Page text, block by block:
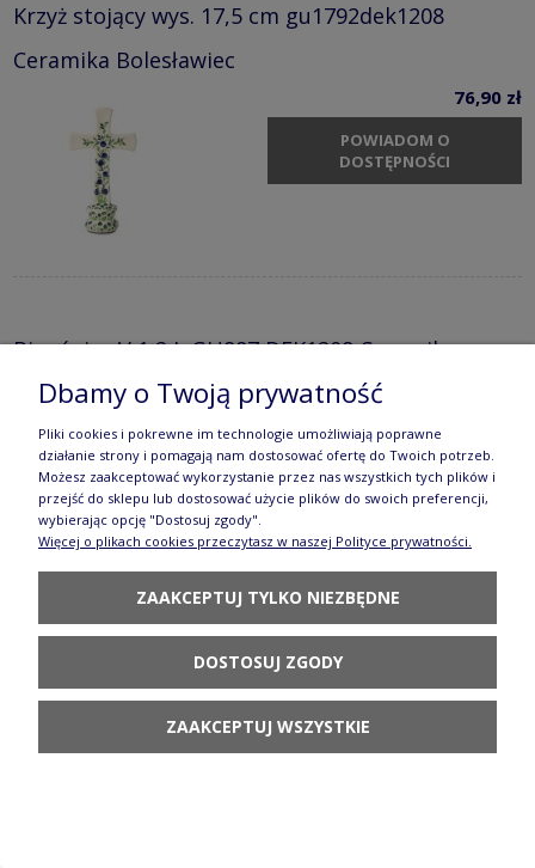
Krzyż stojący wys. 17,5 cm gu1792dek1208
Ceramika Bolesławiec
76,90 zł
POWIADOM O
DOSTĘPNOŚCI
Bigośnica V 1,2 L GU887 DEK1208 Ceramika
Bolesławiec
POWIADOM O
DOSTĘPNOŚCI
Krzyż 19,5 x 11,8 cm GD1089DEK1208 Ceramika
Bolesławiec
Dbamy o Twoją prywatność
Pliki cookies i pokrewne im technologie umożliwiają poprawne
działanie strony i pomagają nam dostosować ofertę do Twoich potrzeb.
Możesz zaakceptować wykorzystanie przez nas wszystkich tych plików i
przejść do sklepu lub dostosować użycie plików do swoich preferencji,
wybierając opcję "Dostosuj zgody".
Więcej o plikach cookies przeczytasz w naszej Polityce prywatności.
ZAAKCEPTUJ TYLKO NIEZBĘDNE
DOSTOSUJ ZGODY
ZAAKCEPTUJ WSZYSTKIE